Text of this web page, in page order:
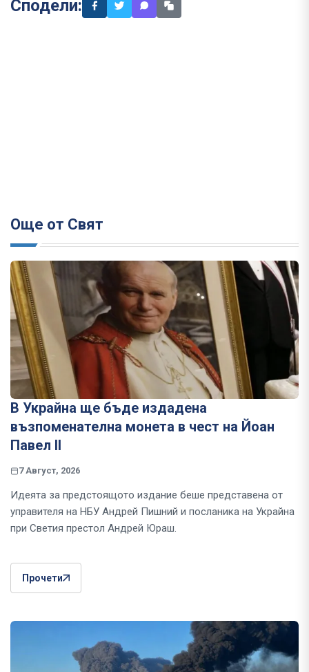
Сподели:
Още от Свят
В Украйна ще бъде издадена
възпоменателна монета в чест на Йоан
Павел II
7 Август, 2026
Идеята за предстоящото издание беше представена от
управителя на НБУ Андрей Пишний и посланика на Украйна
при Светия престол Андрей Юраш.
Прочети